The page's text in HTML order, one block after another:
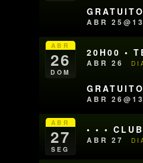
ABR
ABR
26
DOM
20H00 •
ABR 26
ABR
ABR
27
SEG
• • •
ABR 27